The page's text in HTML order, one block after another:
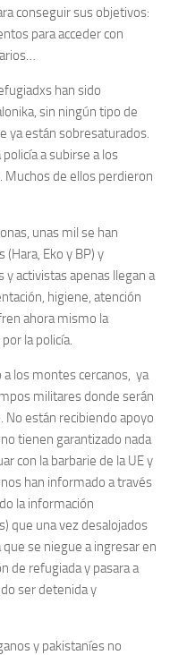
conseguir sus objetivos:
para acceder con
han sido
sin ningún tipo de
ya están sobresaturados.
a subirse a los
Muchos de ellos perdieron
unas mil se han
Eko y BP) y
y activistas apenas llegan a
higiene, atención
ahora mismo la
la policía.
los montes cercanos, ya
militares donde serán
No están recibiendo apoyo
tienen garantizado nada
con la barbarie de la UE y
han informado a través
la información
que una vez desalojados
se niegue a ingresar en
de refugiada y pasara a
ser detenida y
y pakistaníes no